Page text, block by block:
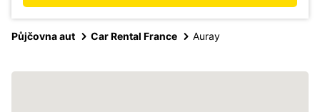
Půjčovna aut Car Rental France Auray